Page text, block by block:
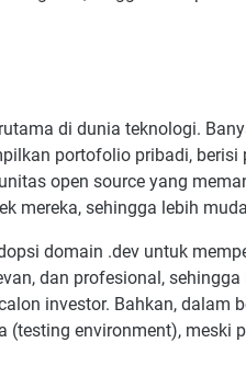
di dunia teknologi.
portofolio pribadi, berisi
open source yang
mereka, sehingga lebih
domain .dev untuk
dan profesional,
investor. Bahkan, dalam
environment), meski